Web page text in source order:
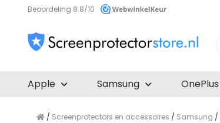
Beoordeling 8.8/10
Apple Samsung OnePlus
/ Screenprotectors en accessoires / Samsung /